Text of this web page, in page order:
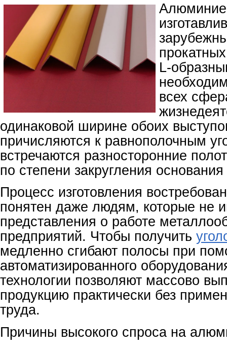
L-
всех
одинаковой ширине обоих
причисляются к равнополочным
встречаются разносторонние
по степени закругления
Процесс изготовления
понятен даже людям, которые не
представления о работе
предприятий. Чтобы получить
медленно сгибают полосы при
автоматизированного
технологии позволяют массово
продукцию практически без
труда.
Причины высокого спроса на